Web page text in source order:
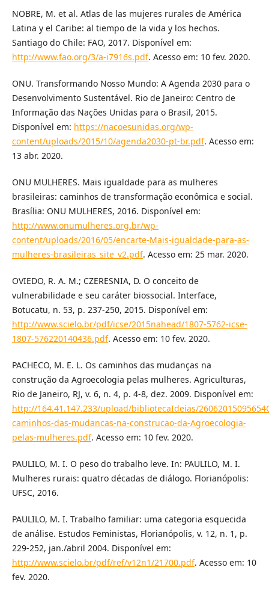
NOBRE, M. et al. Atlas de las mujeres rurales de América
Latina y el Caribe: al tiempo de la vida y los hechos.
Santiago do Chile: FAO, 2017. Disponível em:
http://www.fao.org/3/a-i7916s.pdf. Acesso em: 10 fev. 2020.
ONU. Transformando Nosso Mundo: A Agenda 2030 para o
Desenvolvimento Sustentável. Rio de Janeiro: Centro de
Informação das Nações Unidas para o Brasil, 2015.
Disponível em: https://nacoesunidas.org/wp-
content/uploads/2015/10/agenda2030-pt-br.pdf. Acesso em:
13 abr. 2020.
ONU MULHERES. Mais igualdade para as mulheres
brasileiras: caminhos de transformação econômica e social.
Brasília: ONU MULHERES, 2016. Disponível em:
http://www.onumulheres.org.br/wp-
content/uploads/2016/05/encarte-Mais-igualdade-para-as-
mulheres-brasileiras_site_v2.pdf. Acesso em: 25 mar. 2020.
OVIEDO, R. A. M.; CZERESNIA, D. O conceito de
vulnerabilidade e seu caráter biossocial. Interface,
Botucatu, n. 53, p. 237-250, 2015. Disponível em:
http://www.scielo.br/pdf/icse/2015nahead/1807-5762-icse-
1807-576220140436.pdf. Acesso em: 10 fev. 2020.
PACHECO, M. E. L. Os caminhos das mudanças na
construção da Agroecologia pelas mulheres. Agriculturas,
Rio de Janeiro, RJ, v. 6, n. 4, p. 4-8, dez. 2009. Disponível em:
http://164.41.147.233/upload/bibliotecaIdeias/
caminhos-das-mudancas-na-construcao-da-Agroecologia-
pelas-mulheres.pdf. Acesso em: 10 fev. 2020.
PAULILO, M. I. O peso do trabalho leve. In: PAULILO, M. I.
Mulheres rurais: quatro décadas de diálogo. Florianópolis:
UFSC, 2016.
PAULILO, M. I. Trabalho familiar: uma categoria esquecida
de análise. Estudos Feministas, Florianópolis, v. 12, n. 1, p.
229-252, jan./abril 2004. Disponível em:
http://www.scielo.br/pdf/ref/v12n1/21700.pdf. Acesso em: 10
fev. 2020.